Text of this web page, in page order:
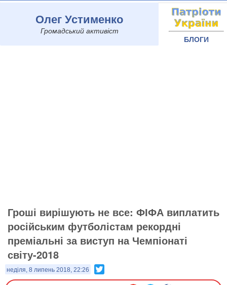
Олег Устименко
Громадський активіст
БЛОГИ
Гроші вирішують не все: ФІФА виплатить
російським футболістам рекордні
преміальні за виступ на Чемпіонаті
світу-2018
неділя, 8 липень 2018, 22:26